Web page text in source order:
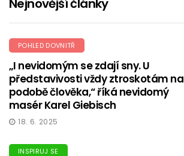
Nejnovější články
POHLED DOVNITŘ
„I nevidomým se zdají sny. U
představivosti vždy ztroskotám na
podobě člověka,“ říká nevidomý
masér Karel Giebisch
18. 6. 2025
INSPIRUJ SE